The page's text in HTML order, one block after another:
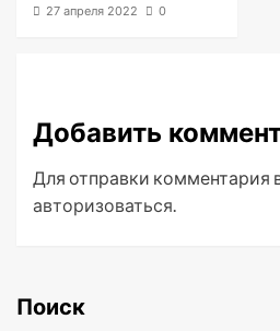
27 апреля 2022
0
Добавить
Для отправки комментария
авторизоваться.
Поиск